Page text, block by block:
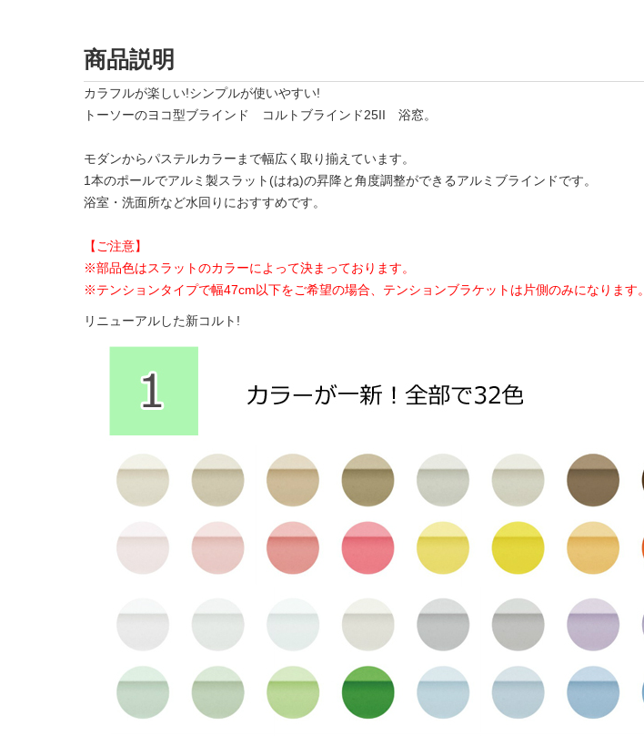
商品説明
カラフルが楽しい!シンプルが使いやすい!
トーソーのヨコ型ブラインド コルトブラインド25II 浴窓。
モダンからパステルカラーまで幅広く取り揃えています。
1本のポールでアルミ製スラット(はね)の昇降と角度調整ができるアルミブラインドです。
浴室・洗面所など水回りにおすすめです。
【ご注意】
※部品色はスラットのカラーによって決まっております。
※テンションタイプで幅47cm以下をご希望の場合、テンションブラケットは片側のみになります。
リニューアルした新コルト!